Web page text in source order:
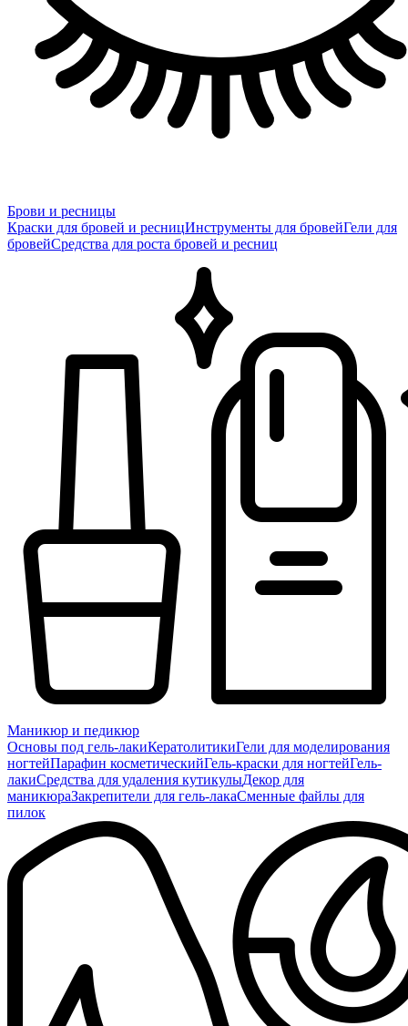
Брови и ресницы
Краски для бровей и ресницИнструменты для бровейГели для
бровейСредства для роста бровей и ресниц
Маникюр и педикюр
Основы под гель-лакиКератолитикиГели для моделирования
ногтейПарафин косметическийГель-краски для ногтейГель-
лакиСредства для удаления кутикулыДекор для
маникюраЗакрепители для гель-лакаСменные файлы для
пилок